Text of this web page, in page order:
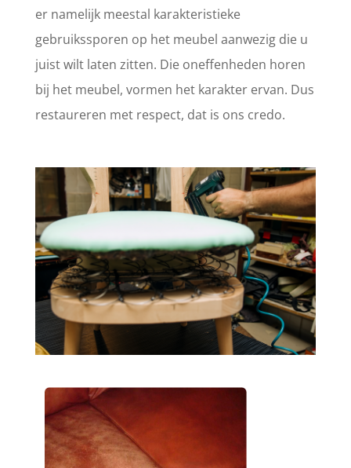
er namelijk meestal karakteristieke
gebruikssporen op het meubel aanwezig die u
juist wilt laten zitten. Die oneffenheden horen
bij het meubel, vormen het karakter ervan. Dus
restaureren met respect, dat is ons credo.